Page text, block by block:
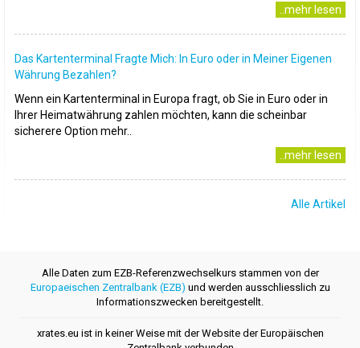
..mehr lesen
Das Kartenterminal Fragte Mich: In Euro oder in Meiner Eigenen
Währung Bezahlen?
Wenn ein Kartenterminal in Europa fragt, ob Sie in Euro oder in
Ihrer Heimatwährung zahlen möchten, kann die scheinbar
sicherere Option mehr..
..mehr lesen
Alle Artikel
Alle Daten zum EZB-Referenzwechselkurs stammen von der
Europaeischen Zentralbank (EZB) und werden ausschliesslich zu
Informationszwecken bereitgestellt.
xrates.eu ist in keiner Weise mit der Website der Europäischen